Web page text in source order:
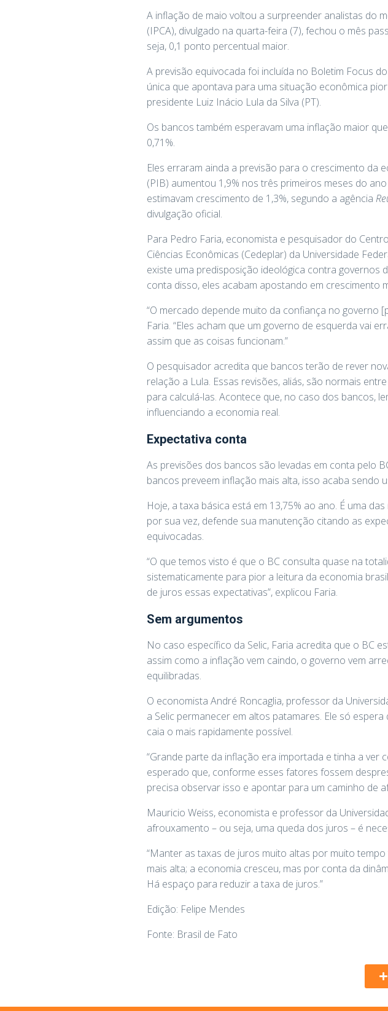
A inflação de maio voltou a surpreender analistas do
(IPCA), divulgado na quarta-feira (7), fechou o mês
seja, 0,1 ponto percentual maior.
A previsão equivocada foi incluída no Boletim Focus
única que apontava para uma situação econômica
presidente Luiz Inácio Lula da Silva (PT).
Os bancos também esperavam uma inflação maior
0,71%.
Eles erraram ainda a previsão para o crescimento
(PIB) aumentou 1,9% nos três primeiros meses do
estimavam crescimento de 1,3%, segundo a agência
divulgação oficial.
Para Pedro Faria, economista e pesquisador do
Ciências Econômicas (Cedeplar) da Universidade
existe uma predisposição ideológica contra
conta disso, eles acabam apostando em crescimento
“O mercado depende muito da confiança no governo
Faria. “Eles acham que um governo de esquerda vai
assim que as coisas funcionam.”
O pesquisador acredita que bancos terão de rever
relação a Lula. Essas revisões, aliás, são normais
para calculá-las. Acontece que, no caso dos bancos,
influenciando a economia real.
Expectativa conta
As previsões dos bancos são levadas em conta pelo
bancos preveem inflação mais alta, isso acaba sendo
Hoje, a taxa básica está em 13,75% ao ano. É uma
por sua vez, defende sua manutenção citando as
equivocadas.
“O que temos visto é que o BC consulta quase na
sistematicamente para pior a leitura da economia
de juros essas expectativas”, explicou Faria.
Sem argumentos
No caso específico da Selic, Faria acredita que o BC
assim como a inflação vem caindo, o governo vem
equilibradas.
O economista André Roncaglia, professor da
a Selic permanecer em altos patamares. Ele só
caia o mais rapidamente possível.
“Grande parte da inflação era importada e tinha a ver
esperado que, conforme esses fatores fossem
precisa observar isso e apontar para um caminho de
Mauricio Weiss, economista e professor da
afrouxamento – ou seja, uma queda dos juros – é
“Manter as taxas de juros muito altas por muito tempo
mais alta; a economia cresceu, mas por conta da
Há espaço para reduzir a taxa de juros.”
Edição: Felipe Mendes
Fonte: Brasil de Fato